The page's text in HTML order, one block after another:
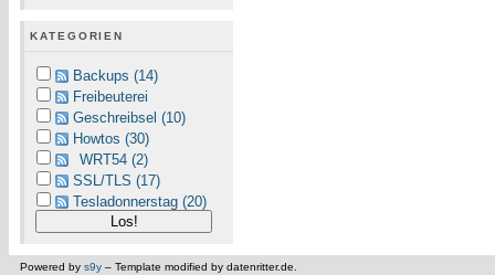
KATEGORIEN
Backups (14)
Freibeuterei
Geschreibsel (10)
Howtos (30)
WRT54 (2)
SSL/TLS (17)
Tesladonnerstag (20)
Powered by s9y – Template modified by datenritter.de.